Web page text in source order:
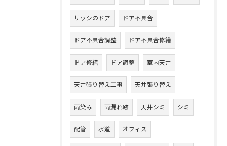
サッシのドア ドア不具合
ドア不具合調整 ドア不具合修繕
ドア修繕 ドア調整 室内天井
天井張り替え工事 天井張り替え
雨染み 雨漏れ跡 天井シミ シミ
配管 水道 オフィス